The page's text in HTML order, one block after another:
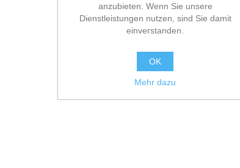
anzubieten. Wenn Sie unsere
Dienstleistungen nutzen, sind Sie damit
einverstanden.
OK
Mehr dazu